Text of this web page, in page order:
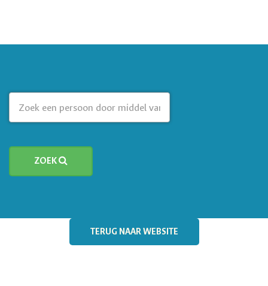
ZOEK
TERUG NAAR WEBSITE